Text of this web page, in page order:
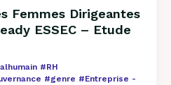
Femmes Dirigeantes
ESSEC – Etude
#RH
#genre #Entreprise -